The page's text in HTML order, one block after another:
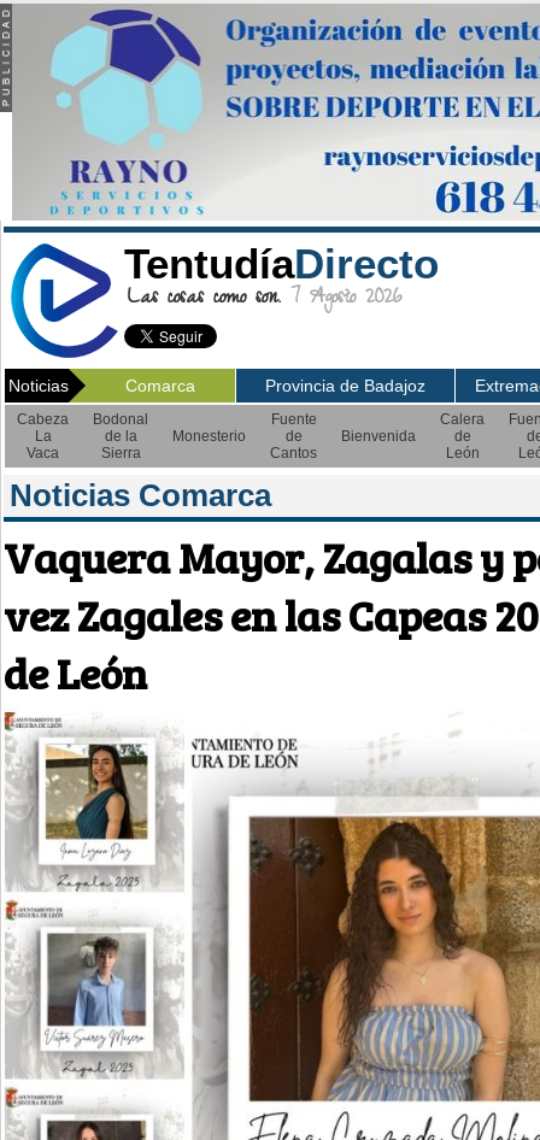
TentudíaDirecto
Las cosas como son. 7 Agosto 2026
Noticias Comarca Provincia de Badajoz
Cabeza
La
Vaca
Bodonal
de la
Sierra
Monesterio
Fuente
de
Cantos
Bienvenida
Calera
de
León
Noticias Comarca
Vaquera Mayor, Zagalas y
vez Zagales en las Capeas
de León